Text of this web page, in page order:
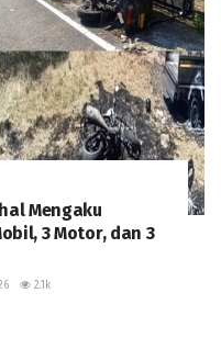
Mengaku
3 Motor, dan 3
2.1k